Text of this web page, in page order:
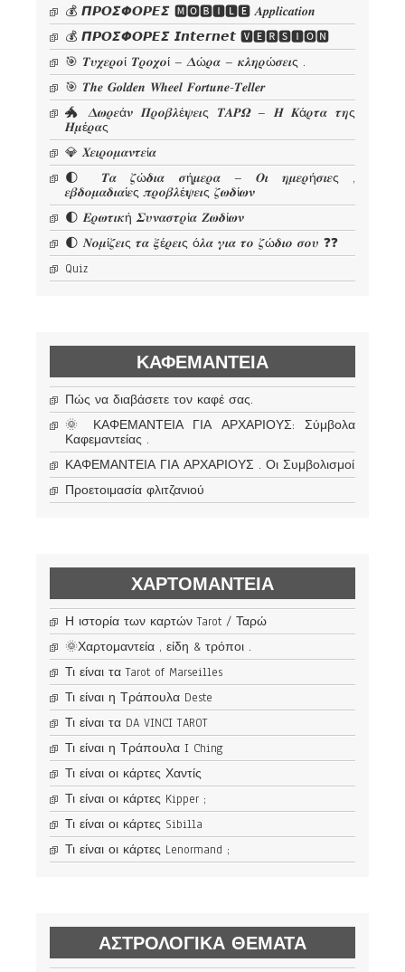
💰 𝞟𝞠𝞞𝞢𝞥𝞞𝞠𝞔𝞢 🅼🅾🅱🅸🅻🅴 𝜜𝒑𝒑𝒍𝒊𝒄𝒂𝒕𝒊𝒐𝒏
💰 𝞟𝞠𝞞𝞢𝞥𝞞𝞠𝞔𝞢 𝙄𝙣𝙩𝙚𝙧𝙣𝙚𝙩 🆅🅴🆁🆂🅸🅾🅽
🎯 𝜯𝝊𝝌𝜺𝝆𝝄ί 𝜯𝝆𝝄𝝌𝝄ί – 𝜟ώ𝝆𝜶 – 𝜿𝝀𝜼𝝆ώ𝝈𝜺𝜾ς .
🎯 𝑻𝒉𝒆 𝑮𝒐𝒍𝒅𝒆𝒏 𝑾𝒉𝒆𝒆𝒍 𝑭𝒐𝒓𝒕𝒖𝒏𝒆-𝑻𝒆𝒍𝒍𝒆𝒓
🐲 𝜟𝝎𝝆𝜺ά𝝂 𝜫𝝆𝝄𝜷𝝀έ𝝍𝜺𝜾ς 𝜯𝜜𝜬𝜴 – 𝜢 𝜥ά𝝆𝝉𝜶 𝝉𝜼ς
𝜢𝝁έ𝝆𝜶ς
💎 𝜲𝜺𝜾𝝆𝝄𝝁𝜶𝝂𝝉𝜺ί𝜶
🌓 𝜯𝜶 𝜻ώ𝜹𝜾𝜶 𝝈ή𝝁𝜺𝝆𝜶 – 𝜪𝜾 𝜼𝝁𝜺𝝆ή𝝈𝜾𝜺ς ,
𝜺𝜷𝜹𝝄𝝁𝜶𝜹𝜾𝜶ί𝜺ς 𝝅𝝆𝝄𝜷𝝀έ𝝍𝜺𝜾ς 𝜻𝝎𝜹ί𝝎𝝂
🌓 𝜠𝝆𝝎𝝉𝜾𝜿ή 𝜮𝝊𝝂𝜶𝝈𝝉𝝆ί𝜶 𝜡𝝎𝜹ί𝝎𝝂
🌓 𝜨𝝄𝝁ί𝜻𝜺𝜾ς 𝝉𝜶 𝝃έ𝝆𝜺𝜾ς ό𝝀𝜶 𝜸𝜾𝜶 𝝉𝝄 𝜻ώ𝜹𝜾𝝄 𝝈𝝄𝝊 ❓❓
Quiz
ΚΑΦΕΜΑΝΤΕΊΑ
Πώς να διαβάσετε τον καφέ σας.
🌞 ΚΑΦΕΜΑΝΤΕΙΑ ΓΙΑ ΑΡΧΑΡΙΟΥΣ: Σύμβολα
Καφεμαντείας .
ΚΑΦΕΜΑΝΤΕΙΑ ΓΙΑ ΑΡΧΑΡΙΟΥΣ . Οι Συμβολισμοί
Προετοιμασία φλιτζανιού
ΧΑΡΤΟΜΑΝΤΕΊΑ
Η ιστορία των καρτών Tarot / Ταρώ
🌞Χαρτομαντεία , είδη & τρόποι .
Τι είναι τα Tarot of Marseilles
Τι είναι η Τράπουλα Deste
Τι είναι τα DA VINCI TAROT
Τι είναι η Τράπουλα I Ching
Τι είναι οι κάρτες Χαντίς
Τι είναι οι κάρτες Kipper ;
Τι είναι οι κάρτες Sibilla
Τι είναι οι κάρτες Lenormand ;
ΑΣΤΡΟΛΟΓΙΚΆ ΘΈΜΑΤΑ